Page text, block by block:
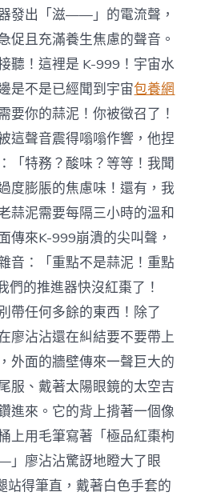
發出「滋——」的電流聲，
促且充滿養生焦慮的聲音。
聽！這裡是 K-999！宇宙水
是不是已經聞到宇宙包養網
要你的蒜泥！你被徵召了！
這聲音震得嗡嗡作響，他捏
「特務？酸味？等等！我聞
度膨脹的焦慮味！還有，我
蒜泥需要每隔三小時的溫和
傳來K-999崩潰的尖叫聲，
音：「重點不是蒜泥！重點
的推進器快沒紅棗了！
帶任何多餘的東西！除了
沾沾還在糾結要不要帶上
外面的牆壁傳來一聲巨大的
服、戴著太陽眼鏡的太空吉
進來。它的背上揹著一個像
上用毛筆寫著「極品紅棗枸
廖沾沾驚訝地瞪大了眼
站得筆直，戴著白色手套的